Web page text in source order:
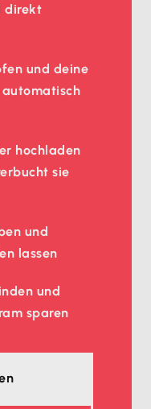
direkt
und deine
hochladen
sie
und
lassen
und
sparen